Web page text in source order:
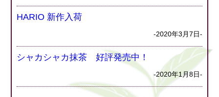
HARIO 新作入荷
-2020年3月7日-
シャカシャカ抹茶 好評発売中！
-2020年1月8日-